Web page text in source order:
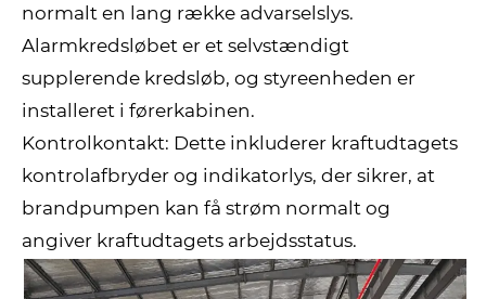
normalt en lang række advarselslys.
Alarmkredsløbet er et selvstændigt
supplerende kredsløb, og styreenheden er
installeret i førerkabinen.
Kontrolkontakt: Dette inkluderer kraftudtagets
kontrolafbryder og indikatorlys, der sikrer, at
brandpumpen kan få strøm normalt og
angiver kraftudtagets arbejdsstatus.